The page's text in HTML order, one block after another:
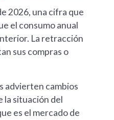
2026, una cifra que
el consumo anual
La retracción
sus compras o
advierten cambios
la situación del
es el mercado de